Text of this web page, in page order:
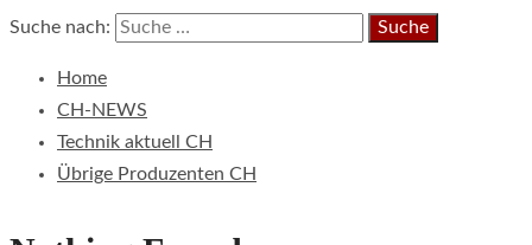
Suche nach:
Home
CH-NEWS
Technik aktuell CH
Übrige Produzenten CH